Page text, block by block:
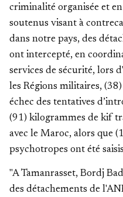
criminalité organisée et
soutenus visant à
dans notre pays, des
ont intercepté, en
services de sécurité, lors
les Régions militaires,
échec des tentatives
(91) kilogrammes de kif
avec le Maroc, alors que
psychotropes ont été
"A Tamanrasset, Bordj
des détachements de